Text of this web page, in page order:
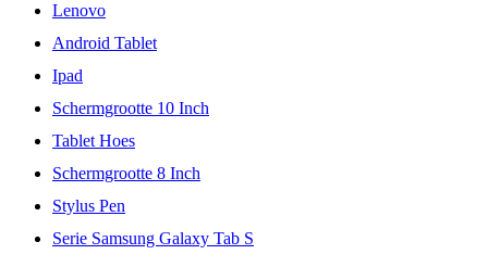
Lenovo
Android Tablet
Ipad
Schermgrootte 10 Inch
Tablet Hoes
Schermgrootte 8 Inch
Stylus Pen
Serie Samsung Galaxy Tab S